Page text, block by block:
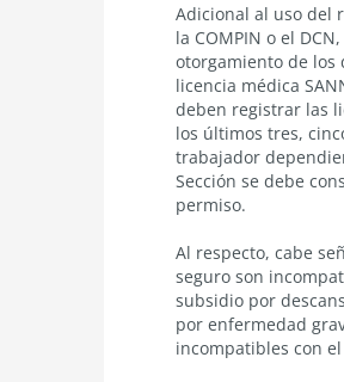
Adicional al uso del
la COMPIN o el
otorgamiento de los
licencia médica
deben registrar las
los últimos tres,
trabajador
Sección se debe
permiso.
Al respecto, cabe
seguro son
subsidio por
por enfermedad
incompatibles con